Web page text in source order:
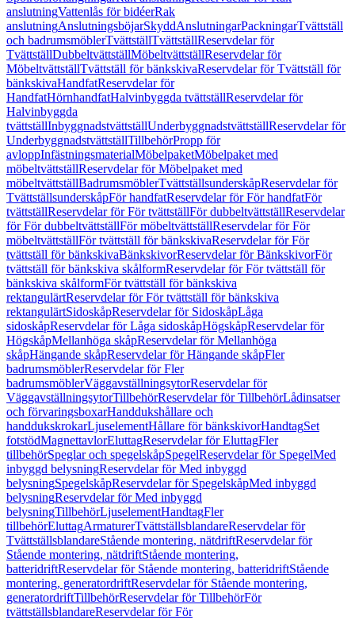
anslutningVattenlås för bidéerRak
anslutningAnslutningsböjarSkyddAnslutningarPackningarTvättställ
och badrumsmöblerTvättställTvättställReservdelar för
TvättställDubbeltvättställMöbeltvättställReservdelar för
MöbeltvättställTvättställ för bänkskivaReservdelar för Tvättställ för
bänkskivaHandfatReservdelar för
HandfatHörnhandfatHalvinbyggda tvättställReservdelar för
Halvinbyggda
tvättställInbyggnadstvättställUnderbyggnadstvättställReservdelar för
UnderbyggnadstvättställTillbehörPropp för
avloppInfästningsmaterialMöbelpaketMöbelpaket med
möbeltvättställReservdelar för Möbelpaket med
möbeltvättställBadrumsmöblerTvättställsunderskåpReservdelar för
TvättställsunderskåpFör handfatReservdelar för För handfatFör
tvättställReservdelar för För tvättställFör dubbeltvättställReservdelar
för För dubbeltvättställFör möbeltvättställReservdelar för För
möbeltvättställFör tvättställ för bänkskivaReservdelar för För
tvättställ för bänkskivaBänkskivorReservdelar för BänkskivorFör
tvättställ för bänkskiva skålformReservdelar för För tvättställ för
bänkskiva skålformFör tvättställ för bänkskiva
rektangulärtReservdelar för För tvättställ för bänkskiva
rektangulärtSidoskåpReservdelar för SidoskåpLåga
sidoskåpReservdelar för Låga sidoskåpHögskåpReservdelar för
HögskåpMellanhöga skåpReservdelar för Mellanhöga
skåpHängande skåpReservdelar för Hängande skåpFler
badrumsmöblerReservdelar för Fler
badrumsmöblerVäggavställningsytorReservdelar för
VäggavställningsytorTillbehörReservdelar för TillbehörLådinsatser
och förvaringsboxarHanddukshållare och
handdukskrokarLjuselementHållare för bänkskivorHandtagSet
fotstödMagnettavlorEluttagReservdelar för EluttagFler
tillbehörSpeglar och spegelskåpSpegelReservdelar för SpegelMed
inbyggd belysningReservdelar för Med inbyggd
belysningSpegelskåpReservdelar för SpegelskåpMed inbyggd
belysningReservdelar för Med inbyggd
belysningTillbehörLjuselementHandtagFler
tillbehörEluttagArmaturerTvättställsblandareReservdelar för
TvättställsblandareStående montering, nätdriftReservdelar för
Stående montering, nätdriftStående montering,
batteridriftReservdelar för Stående montering, batteridriftStående
montering, generatordriftReservdelar för Stående montering,
generatordriftTillbehörReservdelar för TillbehörFör
tvättställsblandareReservdelar för För